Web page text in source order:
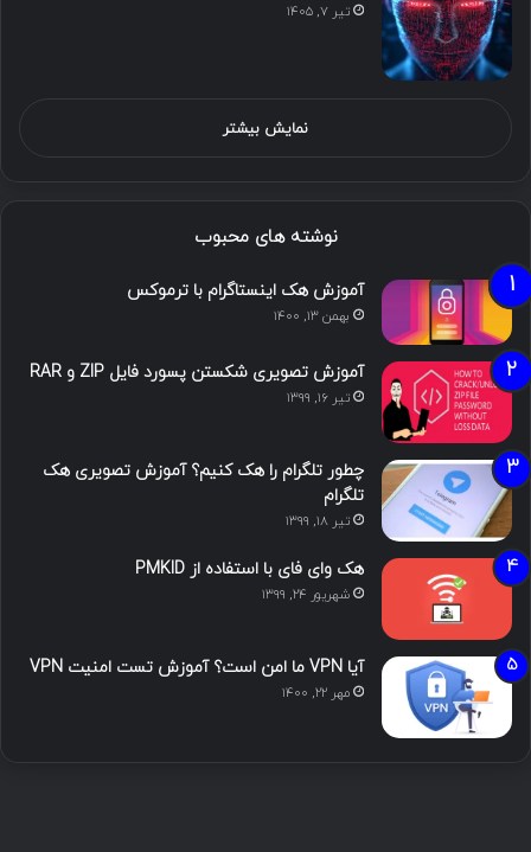
تیر ۷, ۱۴۰۵
نمایش بیشتر
نوشته های محبوب
آموزش هک اینستاگرام با ترموکس
بهمن ۱۳, ۱۴۰۰
آموزش تصویری شکستن پسورد فایل ZIP و RAR
تیر ۱۶, ۱۳۹۹
چطور تلگرام را هک کنیم؟ آموزش تصویری هک
تلگرام
تیر ۱۸, ۱۳۹۹
هک وای فای با استفاده از PMKID
شهریور ۲۴, ۱۳۹۹
آیا VPN ما امن است؟ آموزش تست امنیت VPN
مهر ۲۲, ۱۴۰۰